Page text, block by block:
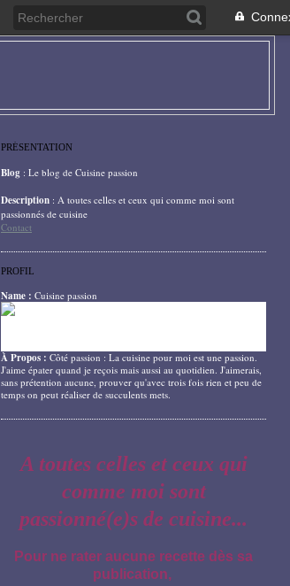
PRÉSENTATION
Blog : Le blog de Cuisine passion
Description : A toutes celles et ceux qui comme moi sont
passionnés de cuisine
Contact
PROFIL
Name : Cuisine passion
À Propos : Côté passion : La cuisine pour moi est une passion.
J'aime épater quand je reçois mais aussi au quotidien. J'aimerais,
sans prétention aucune, prouver qu'avec trois fois rien et peu de
temps on peut réaliser de succulents mets.
A toutes celles et ceux qui
comme moi sont
passionné(e)s de cuisine...
Pour ne rater aucune recette dès sa
publication,